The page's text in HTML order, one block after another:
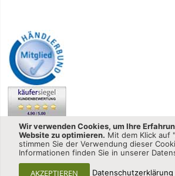
Wir verwenden Cookies, um Ihre
Website zu optimieren. Mit dem Klick auf
stimmen Sie der Verwendung dieser
Informationen finden Sie in unserer
AKZEPTIEREN Datenschutzerklärung